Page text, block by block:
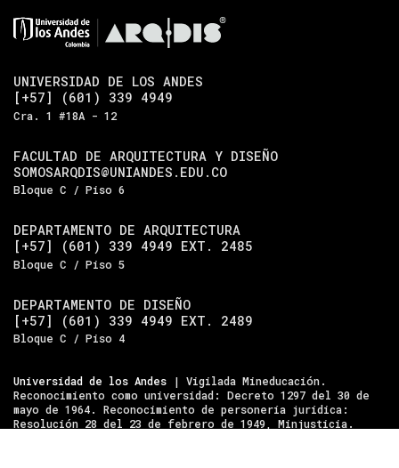
UNIVERSIDAD DE LOS ANDES
[+57] (601) 339 4949
Cra. 1 #18A - 12
FACULTAD DE ARQUITECTURA Y DISEÑO
SOMOSARQDIS@UNIANDES.EDU.CO
Bloque C / Piso 6
DEPARTAMENTO DE ARQUITECTURA
[+57] (601) 339 4949 EXT. 2485
Bloque C / Piso 5
DEPARTAMENTO DE DISEÑO
[+57] (601) 339 4949 EXT. 2489
Bloque C / Piso 4
Universidad de los Andes | Vigilada Mineducación.
Reconocimiento como universidad: Decreto 1297 del 30 de
mayo de 1964. Reconocimiento de personería jurídica:
Resolución 28 del 23 de febrero de 1949, Minjusticia.